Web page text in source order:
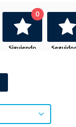
Siguiendo
0